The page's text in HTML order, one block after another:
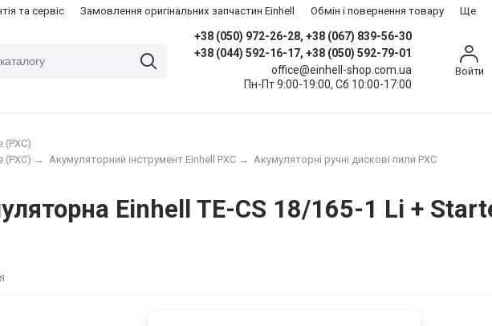
та сервіс Замовлення оригінальних запчастин Einhell ​Обмін і повернення товару Ще
+38 (050) 972-26-28, +38 (067) 839-56-30
+38 (044) 592-16-17, +38 (050) 592-79-01
office@einhell-shop.com.ua
Пн-Пт 9:00-19:00, Сб 10:00-17:00
Войти
(PXC)
Акумуляторні ручні дискові пили PXC
Акумуляторний інструмент Einhell PXC →
(PXC) →
Einhell TE-CS 18/165-1 Li +